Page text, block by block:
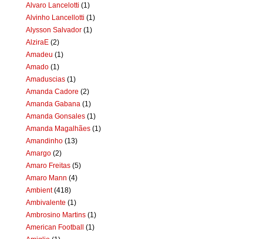
Alvaro Lancelotti (1)
Alvinho Lancellotti (1)
Alysson Salvador (1)
AlziraE (2)
Amadeu (1)
Amado (1)
Amaduscias (1)
Amanda Cadore (2)
Amanda Gabana (1)
Amanda Gonsales (1)
Amanda Magalhães (1)
Amandinho (13)
Amargo (2)
Amaro Freitas (5)
Amaro Mann (4)
Ambient (418)
Ambivalente (1)
Ambrosino Martins (1)
American Football (1)